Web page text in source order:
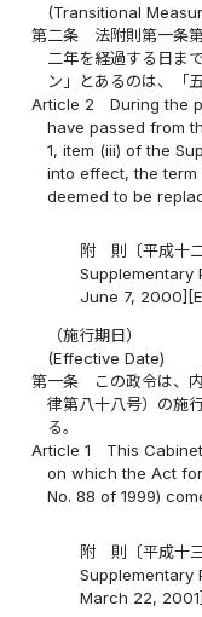
(Transitional
第二条
法附則第一条
二年を経過する日ま
ン」とあるのは、「
Article 2
During the
have passed from
1, item (iii) of the
into effect, the term
deemed to be
附 則〔平成十二
Supplementary
June 7,
（施行期日）
(Effective Date)
第一条
この政令は、
律第八十八号）の施
る。
Article 1
This
on which the Act
No. 88 of 1999)
附 則〔平成十三
Supplementary
March 22,